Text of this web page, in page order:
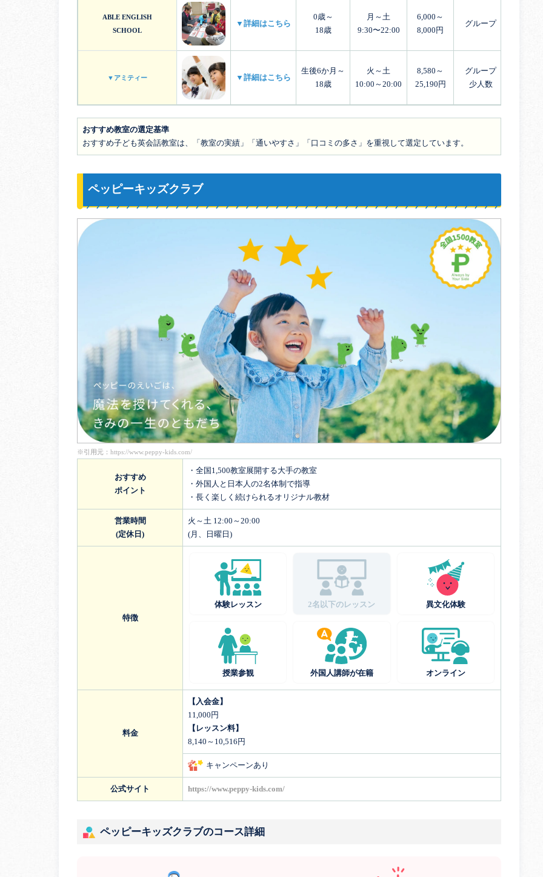
ABLE ENGLISH
SCHOOL
▼詳細はこちら
0歳～
18歳
月～土
9:30〜22:00
6,000～
8,000円
グループ
▼アミティー ▼詳細はこちら
生後6か月～
18歳
火～土
10:00～20:00
8,580～
25,190円
グループ
少人数
おすすめ教室の選定基準
おすすめ子ども英会話教室は、「教室の実績」「通いやすさ」「口コミの多さ」を重視して選定しています。
ペッピーキッズクラブ
※引用元： https://www.peppy-kids.com/
おすすめ
ポイント
・全国1,500教室展開する大手の教室
・外国人と日本人の2名体制で指導
・長く楽しく続けられるオリジナル教材
営業時間
(定休日)
火～土 12:00～20:00
(月、日曜日)
特徴
体験レッスン 2名以下のレッスン 異文化体験
授業参観 外国人講師が在籍 オンライン
料金
【入会金】
11,000円
【レッスン料】
8,140～10,516円
キャンペーンあり
公式サイト https://www.peppy-kids.com/
ペッピーキッズクラブのコース詳細